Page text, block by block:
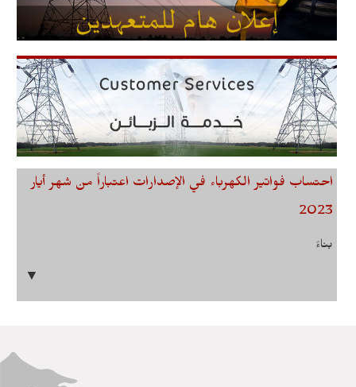
احتساب فواتير الكهرباء في الإصدارات اعتباراً من شهر أيار
2023
بناءً
▼